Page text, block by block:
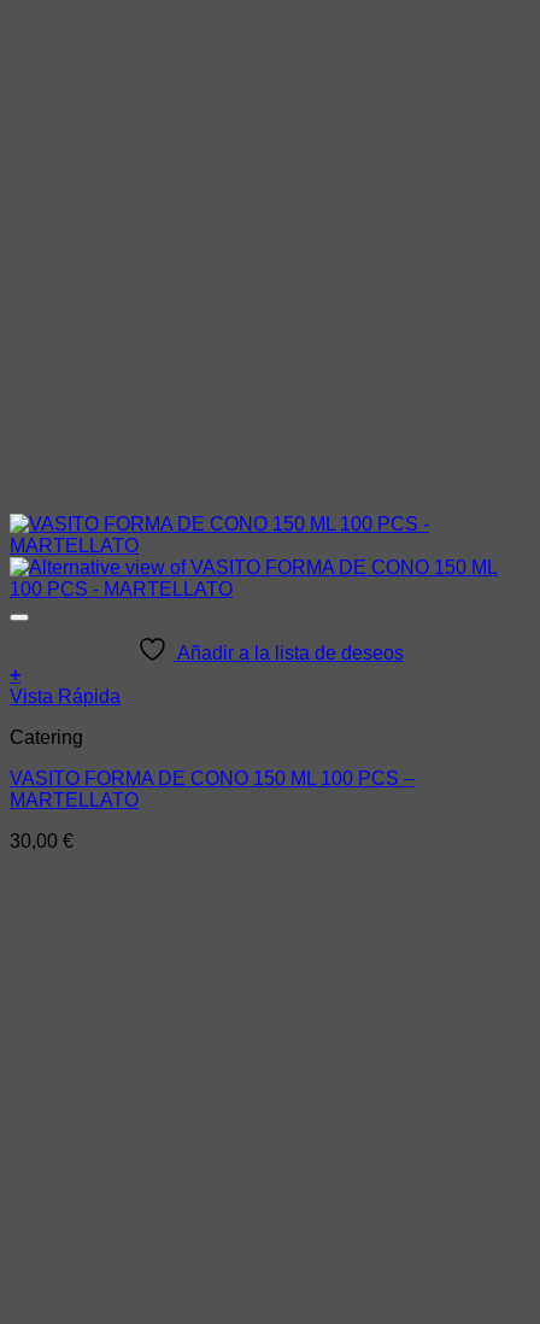
Añadir a la lista de deseos
+
Vista Rápida
Catering
VASITO FORMA DE CONO 150 ML 100 PCS –
MARTELLATO
30,00 €